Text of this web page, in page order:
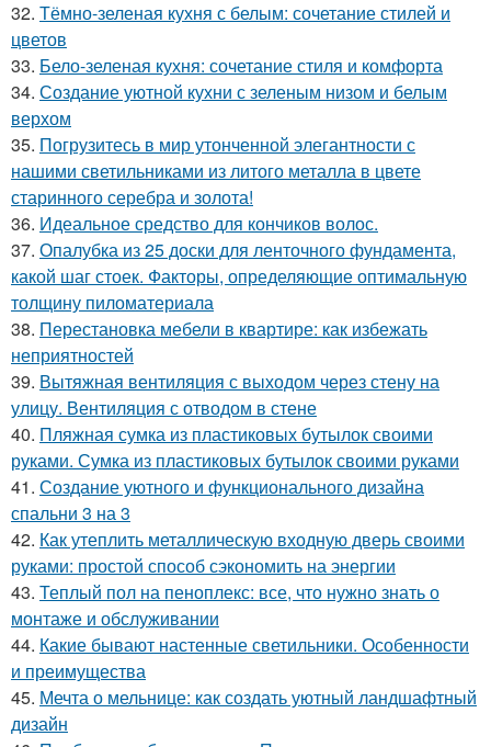
32. Тёмно-зеленая кухня с белым: сочетание стилей и
цветов
33. Бело-зеленая кухня: сочетание стиля и комфорта
34. Создание уютной кухни с зеленым низом и белым
верхом
35. Погрузитесь в мир утонченной элегантности с
нашими светильниками из литого металла в цвете
старинного серебра и золота!
36. Идеальное средство для кончиков волос.
37. Опалубка из 25 доски для ленточного фундамента,
какой шаг стоек. Факторы, определяющие оптимальную
толщину пиломатериала
38. Перестановка мебели в квартире: как избежать
неприятностей
39. Вытяжная вентиляция с выходом через стену на
улицу. Вентиляция с отводом в стене
40. Пляжная сумка из пластиковых бутылок своими
руками. Сумка из пластиковых бутылок своими руками
41. Создание уютного и функционального дизайна
спальни 3 на 3
42. Как утеплить металлическую входную дверь своими
руками: простой способ сэкономить на энергии
43. Теплый пол на пеноплекс: все, что нужно знать о
монтаже и обслуживании
44. Какие бывают настенные светильники. Особенности
и преимущества
45. Мечта о мельнице: как создать уютный ландшафтный
дизайн